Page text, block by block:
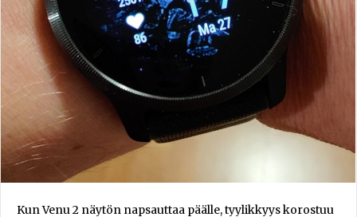
Kun Venu 2 näytön napsauttaa päälle, tyylikkyys korostuu